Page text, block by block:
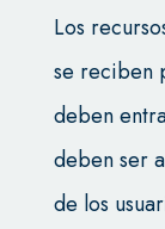
Los
se reciben
deben
deben ser
de los